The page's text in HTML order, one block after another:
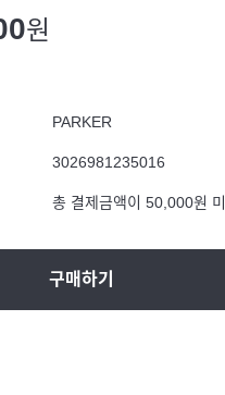
원
PARKER
3026981235016
총 결제금액이 50,000원
구매하기